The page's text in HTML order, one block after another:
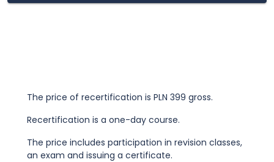
The price of recertification is PLN 399 gross.
Recertification is a one-day course.
The price includes participation in revision classes,
an exam and issuing a certificate.